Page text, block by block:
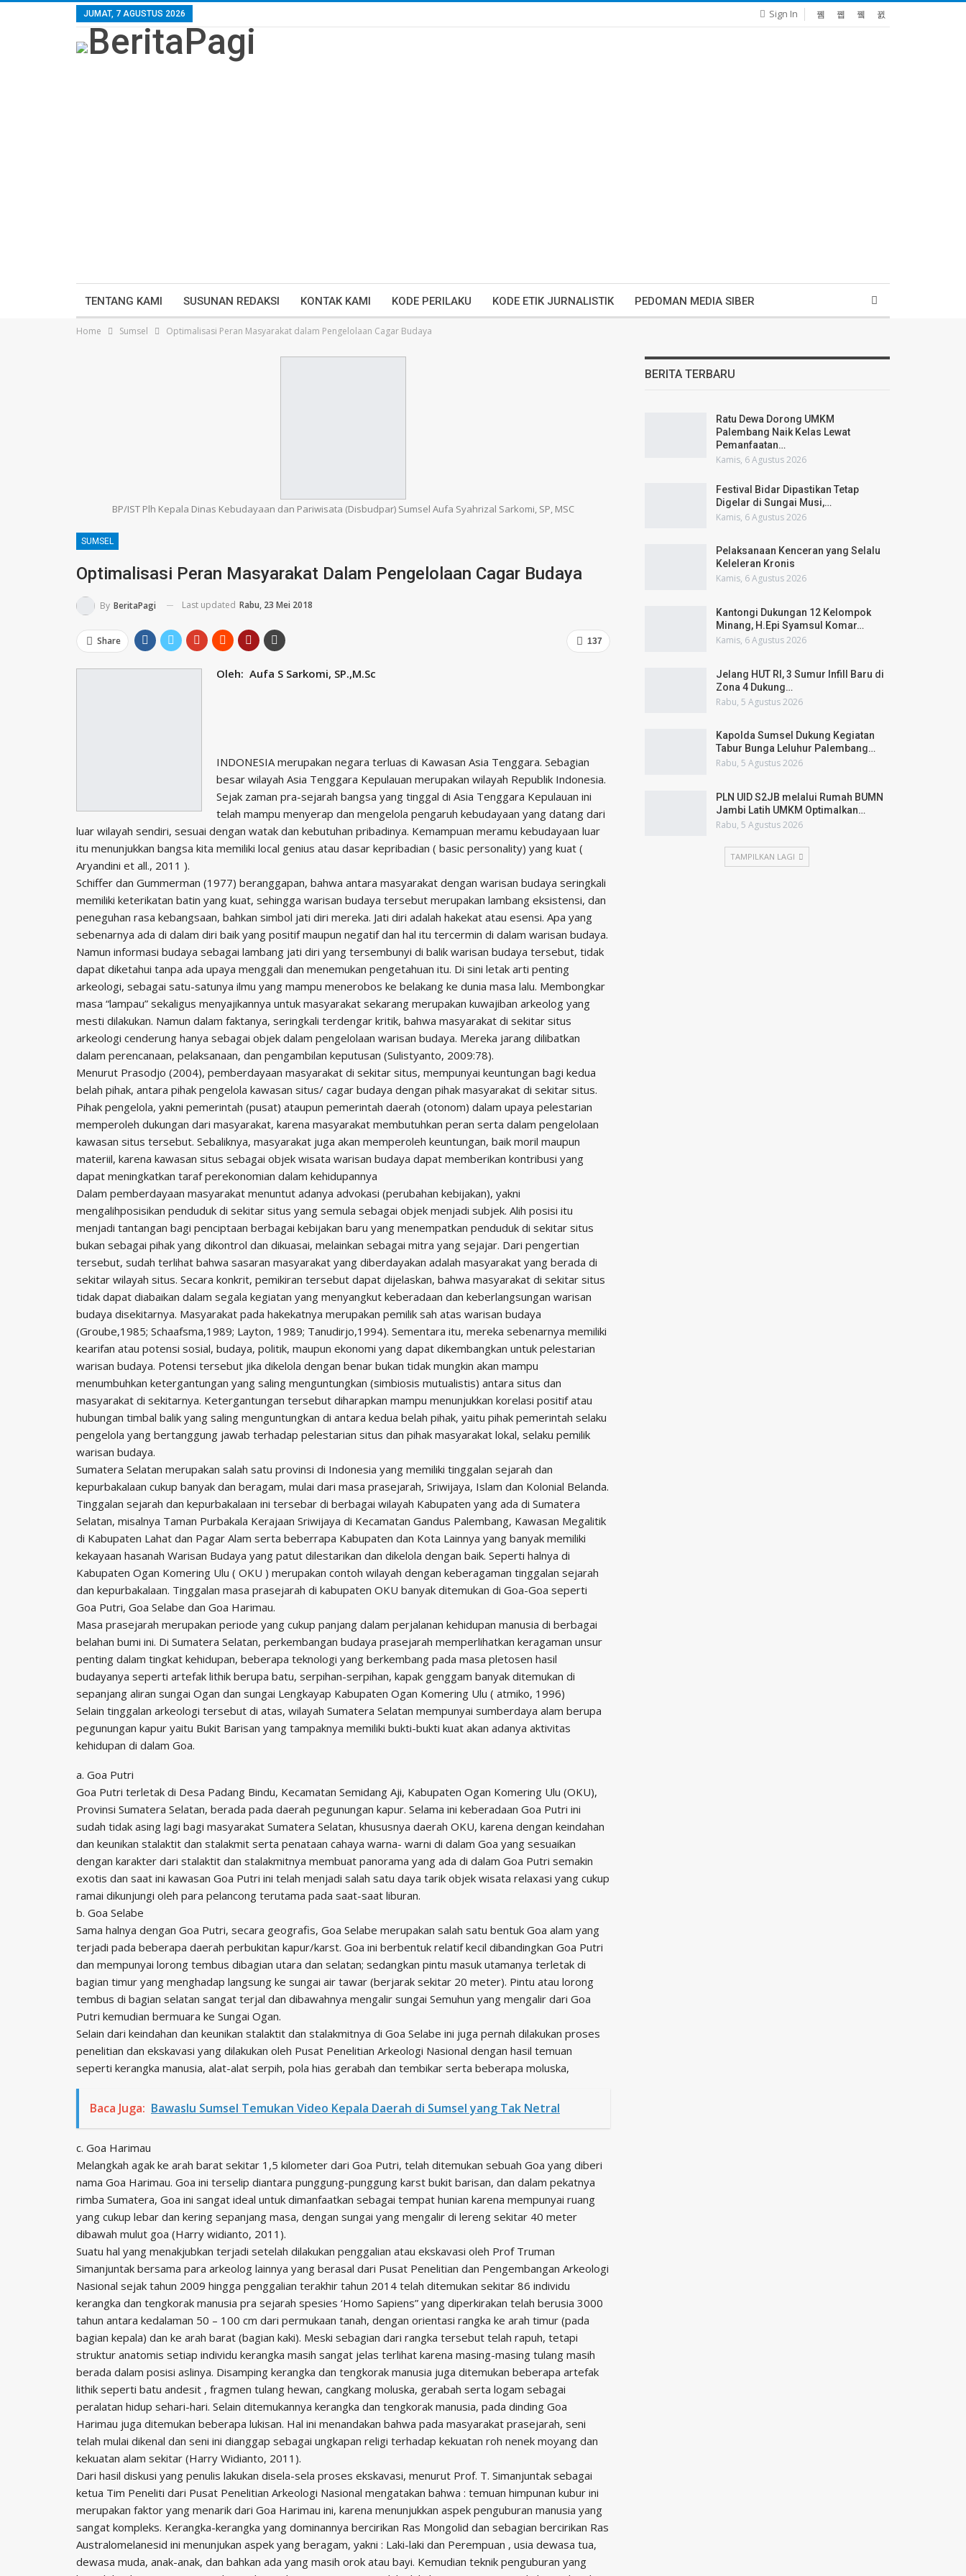
Sign In
JUMAT, 7 AGUSTUS 2026
TENTANG KAMI SUSUNAN REDAKSI KONTAK KAMI KODE PERILAKU KODE ETIK JURNALISTIK PEDOMAN MEDIA SIBER
Home Sumsel Optimalisasi Peran Masyarakat dalam Pengelolaan Cagar Budaya
BP/IST Plh Kepala Dinas Kebudayaan dan Pariwisata (Disbudpar) Sumsel Aufa Syahrizal Sarkomi, SP, MSC
SUMSEL
Optimalisasi Peran Masyarakat Dalam Pengelolaan Cagar Budaya
By BeritaPagi Last updated Rabu, 23 Mei 2018
137
Share
Oleh: Aufa S Sarkomi, SP.,M.Sc
INDONESIA merupakan negara terluas di Kawasan Asia Tenggara. Sebagian
besar wilayah Asia Tenggara Kepulauan merupakan wilayah Republik Indonesia.
Sejak zaman pra-sejarah bangsa yang tinggal di Asia Tenggara Kepulauan ini
telah mampu menyerap dan mengelola pengaruh kebudayaan yang datang dari
luar wilayah sendiri, sesuai dengan watak dan kebutuhan pribadinya. Kemampuan meramu kebudayaan luar
itu menunjukkan bangsa kita memiliki local genius atau dasar kepribadian ( basic personality) yang kuat (
Aryandini et all., 2011 ).
Schiffer dan Gummerman (1977) beranggapan, bahwa antara masyarakat dengan warisan budaya seringkali
memiliki keterikatan batin yang kuat, sehingga warisan budaya tersebut merupakan lambang eksistensi, dan
peneguhan rasa kebangsaan, bahkan simbol jati diri mereka. Jati diri adalah hakekat atau esensi. Apa yang
sebenarnya ada di dalam diri baik yang positif maupun negatif dan hal itu tercermin di dalam warisan budaya.
Namun informasi budaya sebagai lambang jati diri yang tersembunyi di balik warisan budaya tersebut, tidak
dapat diketahui tanpa ada upaya menggali dan menemukan pengetahuan itu. Di sini letak arti penting
arkeologi, sebagai satu-satunya ilmu yang mampu menerobos ke belakang ke dunia masa lalu. Membongkar
masa “lampau” sekaligus menyajikannya untuk masyarakat sekarang merupakan kuwajiban arkeolog yang
mesti dilakukan. Namun dalam faktanya, seringkali terdengar kritik, bahwa masyarakat di sekitar situs
arkeologi cenderung hanya sebagai objek dalam pengelolaan warisan budaya. Mereka jarang dilibatkan
dalam perencanaan, pelaksanaan, dan pengambilan keputusan (Sulistyanto, 2009:78).
Menurut Prasodjo (2004), pemberdayaan masyarakat di sekitar situs, mempunyai keuntungan bagi kedua
belah pihak, antara pihak pengelola kawasan situs/ cagar budaya dengan pihak masyarakat di sekitar situs.
Pihak pengelola, yakni pemerintah (pusat) ataupun pemerintah daerah (otonom) dalam upaya pelestarian
memperoleh dukungan dari masyarakat, karena masyarakat membutuhkan peran serta dalam pengelolaan
kawasan situs tersebut. Sebaliknya, masyarakat juga akan memperoleh keuntungan, baik moril maupun
materiil, karena kawasan situs sebagai objek wisata warisan budaya dapat memberikan kontribusi yang
dapat meningkatkan taraf perekonomian dalam kehidupannya
Dalam pemberdayaan masyarakat menuntut adanya advokasi (perubahan kebijakan), yakni
mengalihposisikan penduduk di sekitar situs yang semula sebagai objek menjadi subjek. Alih posisi itu
menjadi tantangan bagi penciptaan berbagai kebijakan baru yang menempatkan penduduk di sekitar situs
bukan sebagai pihak yang dikontrol dan dikuasai, melainkan sebagai mitra yang sejajar. Dari pengertian
tersebut, sudah terlihat bahwa sasaran masyarakat yang diberdayakan adalah masyarakat yang berada di
sekitar wilayah situs. Secara konkrit, pemikiran tersebut dapat dijelaskan, bahwa masyarakat di sekitar situs
tidak dapat diabaikan dalam segala kegiatan yang menyangkut keberadaan dan keberlangsungan warisan
budaya disekitarnya. Masyarakat pada hakekatnya merupakan pemilik sah atas warisan budaya
(Groube,1985; Schaafsma,1989; Layton, 1989; Tanudirjo,1994). Sementara itu, mereka sebenarnya memiliki
kearifan atau potensi sosial, budaya, politik, maupun ekonomi yang dapat dikembangkan untuk pelestarian
warisan budaya. Potensi tersebut jika dikelola dengan benar bukan tidak mungkin akan mampu
menumbuhkan ketergantungan yang saling menguntungkan (simbiosis mutualistis) antara situs dan
masyarakat di sekitarnya. Ketergantungan tersebut diharapkan mampu menunjukkan korelasi positif atau
hubungan timbal balik yang saling menguntungkan di antara kedua belah pihak, yaitu pihak pemerintah selaku
pengelola yang bertanggung jawab terhadap pelestarian situs dan pihak masyarakat lokal, selaku pemilik
warisan budaya.
Sumatera Selatan merupakan salah satu provinsi di Indonesia yang memiliki tinggalan sejarah dan
kepurbakalaan cukup banyak dan beragam, mulai dari masa prasejarah, Sriwijaya, Islam dan Kolonial Belanda.
Tinggalan sejarah dan kepurbakalaan ini tersebar di berbagai wilayah Kabupaten yang ada di Sumatera
Selatan, misalnya Taman Purbakala Kerajaan Sriwijaya di Kecamatan Gandus Palembang, Kawasan Megalitik
di Kabupaten Lahat dan Pagar Alam serta beberrapa Kabupaten dan Kota Lainnya yang banyak memiliki
kekayaan hasanah Warisan Budaya yang patut dilestarikan dan dikelola dengan baik. Seperti halnya di
Kabupaten Ogan Komering Ulu ( OKU ) merupakan contoh wilayah dengan keberagaman tinggalan sejarah
dan kepurbakalaan. Tinggalan masa prasejarah di kabupaten OKU banyak ditemukan di Goa-Goa seperti
Goa Putri, Goa Selabe dan Goa Harimau.
Masa prasejarah merupakan periode yang cukup panjang dalam perjalanan kehidupan manusia di berbagai
belahan bumi ini. Di Sumatera Selatan, perkembangan budaya prasejarah memperlihatkan keragaman unsur
penting dalam tingkat kehidupan, beberapa teknologi yang berkembang pada masa pletosen hasil
budayanya seperti artefak lithik berupa batu, serpihan-serpihan, kapak genggam banyak ditemukan di
sepanjang aliran sungai Ogan dan sungai Lengkayap Kabupaten Ogan Komering Ulu ( atmiko, 1996)
Selain tinggalan arkeologi tersebut di atas, wilayah Sumatera Selatan mempunyai sumberdaya alam berupa
pegunungan kapur yaitu Bukit Barisan yang tampaknya memiliki bukti-bukti kuat akan adanya aktivitas
kehidupan di dalam Goa.
a. Goa Putri
Goa Putri terletak di Desa Padang Bindu, Kecamatan Semidang Aji, Kabupaten Ogan Komering Ulu (OKU),
Provinsi Sumatera Selatan, berada pada daerah pegunungan kapur. Selama ini keberadaan Goa Putri ini
sudah tidak asing lagi bagi masyarakat Sumatera Selatan, khususnya daerah OKU, karena dengan keindahan
dan keunikan stalaktit dan stalakmit serta penataan cahaya warna- warni di dalam Goa yang sesuaikan
dengan karakter dari stalaktit dan stalakmitnya membuat panorama yang ada di dalam Goa Putri semakin
exotis dan saat ini kawasan Goa Putri ini telah menjadi salah satu daya tarik objek wisata relaxasi yang cukup
ramai dikunjungi oleh para pelancong terutama pada saat-saat liburan.
b. Goa Selabe
Sama halnya dengan Goa Putri, secara geografis, Goa Selabe merupakan salah satu bentuk Goa alam yang
terjadi pada beberapa daerah perbukitan kapur/karst. Goa ini berbentuk relatif kecil dibandingkan Goa Putri
dan mempunyai lorong tembus dibagian utara dan selatan; sedangkan pintu masuk utamanya terletak di
bagian timur yang menghadap langsung ke sungai air tawar (berjarak sekitar 20 meter). Pintu atau lorong
tembus di bagian selatan sangat terjal dan dibawahnya mengalir sungai Semuhun yang mengalir dari Goa
Putri kemudian bermuara ke Sungai Ogan.
Selain dari keindahan dan keunikan stalaktit dan stalakmitnya di Goa Selabe ini juga pernah dilakukan proses
penelitian dan ekskavasi yang dilakukan oleh Pusat Penelitian Arkeologi Nasional dengan hasil temuan
seperti kerangka manusia, alat-alat serpih, pola hias gerabah dan tembikar serta beberapa moluska,
Baca Juga: Bawaslu Sumsel Temukan Video Kepala Daerah di Sumsel yang Tak Netral
c. Goa Harimau
Melangkah agak ke arah barat sekitar 1,5 kilometer dari Goa Putri, telah ditemukan sebuah Goa yang diberi
nama Goa Harimau. Goa ini terselip diantara punggung-punggung karst bukit barisan, dan dalam pekatnya
rimba Sumatera, Goa ini sangat ideal untuk dimanfaatkan sebagai tempat hunian karena mempunyai ruang
yang cukup lebar dan kering sepanjang masa, dengan sungai yang mengalir di lereng sekitar 40 meter
dibawah mulut goa (Harry widianto, 2011).
Suatu hal yang menakjubkan terjadi setelah dilakukan penggalian atau ekskavasi oleh Prof Truman
Simanjuntak bersama para arkeolog lainnya yang berasal dari Pusat Penelitian dan Pengembangan Arkeologi
Nasional sejak tahun 2009 hingga penggalian terakhir tahun 2014 telah ditemukan sekitar 86 individu
kerangka dan tengkorak manusia pra sejarah spesies ‘Homo Sapiens” yang diperkirakan telah berusia 3000
tahun antara kedalaman 50 – 100 cm dari permukaan tanah, dengan orientasi rangka ke arah timur (pada
bagian kepala) dan ke arah barat (bagian kaki). Meski sebagian dari rangka tersebut telah rapuh, tetapi
struktur anatomis setiap individu kerangka masih sangat jelas terlihat karena masing-masing tulang masih
berada dalam posisi aslinya. Disamping kerangka dan tengkorak manusia juga ditemukan beberapa artefak
lithik seperti batu andesit , fragmen tulang hewan, cangkang moluska, gerabah serta logam sebagai
peralatan hidup sehari-hari. Selain ditemukannya kerangka dan tengkorak manusia, pada dinding Goa
Harimau juga ditemukan beberapa lukisan. Hal ini menandakan bahwa pada masyarakat prasejarah, seni
telah mulai dikenal dan seni ini dianggap sebagai ungkapan religi terhadap kekuatan roh nenek moyang dan
kekuatan alam sekitar (Harry Widianto, 2011).
Dari hasil diskusi yang penulis lakukan disela-sela proses ekskavasi, menurut Prof. T. Simanjuntak sebagai
ketua Tim Peneliti dari Pusat Penelitian Arkeologi Nasional mengatakan bahwa : temuan himpunan kubur ini
merupakan faktor yang menarik dari Goa Harimau ini, karena menunjukkan aspek penguburan manusia yang
sangat kompleks. Kerangka-kerangka yang dominannya bercirikan Ras Mongolid dan sebagian bercirikan Ras
Australomelanesid ini menunjukan aspek yang beragam, yakni : Laki-laki dan Perempuan , usia dewasa tua,
dewasa muda, anak-anak, dan bahkan ada yang masih orok atau bayi. Kemudian teknik penguburan yang
BERITA TERBARU
Ratu Dewa Dorong UMKM
Palembang Naik Kelas Lewat
Pemanfaatan…
Kamis, 6 Agustus 2026
Festival Bidar Dipastikan Tetap
Digelar di Sungai Musi,…
Kamis, 6 Agustus 2026
Pelaksanaan Kenceran yang Selalu
Keleleran Kronis
Kamis, 6 Agustus 2026
Kantongi Dukungan 12 Kelompok
Minang, H.Epi Syamsul Komar…
Kamis, 6 Agustus 2026
Jelang HUT RI, 3 Sumur Infill Baru di
Zona 4 Dukung…
Rabu, 5 Agustus 2026
Kapolda Sumsel Dukung Kegiatan
Tabur Bunga Leluhur Palembang…
Rabu, 5 Agustus 2026
PLN UID S2JB melalui Rumah BUMN
Jambi Latih UMKM Optimalkan…
Rabu, 5 Agustus 2026
TAMPILKAN LAGI